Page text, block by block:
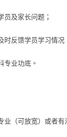
员及家长问题；
时反馈学员学习情
专业功底。
业（可放宽）或者